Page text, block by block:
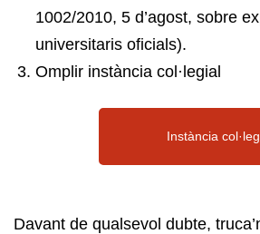
1002/2010, 5 d’agost, sobre
universitaris oficials).
Omplir instància col·legial
Instància
Davant de qualsevol dubte,